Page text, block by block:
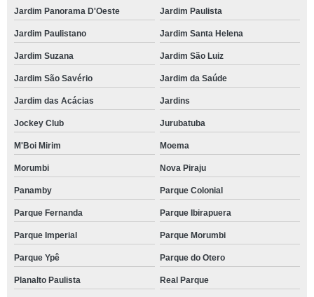
Jardim Panorama D'Oeste Jardim Paulista
Jardim Paulistano Jardim Santa Helena
Jardim Suzana Jardim São Luiz
Jardim São Savério Jardim da Saúde
Jardim das Acácias Jardins
Jockey Club Jurubatuba
M'Boi Mirim Moema
Morumbi Nova Piraju
Panamby Parque Colonial
Parque Fernanda Parque Ibirapuera
Parque Imperial Parque Morumbi
Parque Ypê Parque do Otero
Planalto Paulista Real Parque